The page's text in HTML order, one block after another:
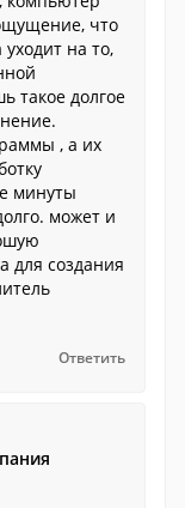
что
на то,
такое долгое
, а их
минуты
может и
для создания
Ответить